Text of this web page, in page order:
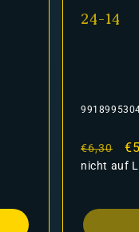
24-14
Normaler
Preis
€6,30
nicht auf